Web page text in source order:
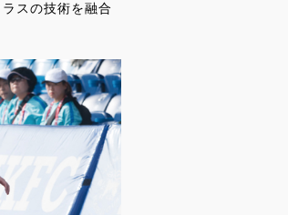
スの技術を融合